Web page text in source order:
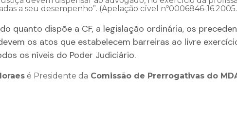
a seu desempenho”. (Apelação cível nº0006846-
quanto dispõe a CF, a legislação ordinária, os
os atos que estabelecem barreiras ao livre
os níveis do Poder Judiciário.
é Presidente da Comissão de Prerrogativas do